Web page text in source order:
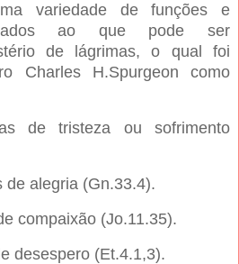
variedade de funções e
ao que pode ser
de lágrimas, o qual foi
Charles H.Spurgeon como
de tristeza ou sofrimento
de alegria (Gn.33.4).
de compaixão (Jo.11.35).
desespero (Et.4.1,3).